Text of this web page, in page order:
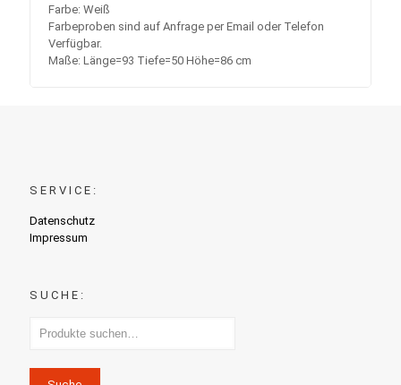
Farbe: Weiß
Farbeproben sind auf Anfrage per Email oder Telefon
Verfügbar.
Maße: Länge=93 Tiefe=50 Höhe=86 cm
SERVICE:
Datenschutz
Impressum
SUCHE: